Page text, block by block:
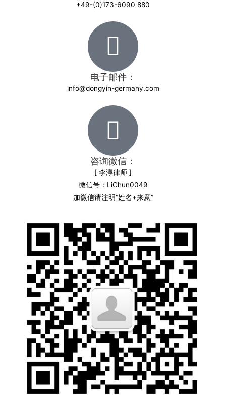
+49-(0)173-6090 880
电子邮件：
info@dongyin-germany.com
咨询微信：
[ 李淳律师 ]
微信号：LiChun0049
加微信请注明“姓名+来意”